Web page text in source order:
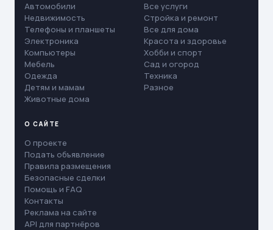
Автомобили
Недвижимость
Телефоны и планшеты
Электроника
Компьютеры
Мебель
Одежда
Детям и мамам
Животные дома
Все услуги
Стройка и ремонт
Все для дома
Красота и здоровье
Хобби и спорт
Сад и огород
Техника
Разное
О САЙТЕ
О проекте
Подать объявление
Правила размещения
Безопасные сделки
Помощь и FAQ
Контакты
Реклама на сайте
API для партнёров